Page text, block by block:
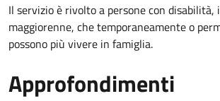
Il servizio è rivolto a persone con disabilità,
maggiorenne, che temporaneamente o
possono più vivere in famiglia.
Approfondimenti